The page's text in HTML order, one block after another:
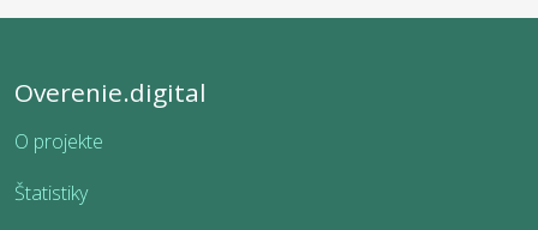
Overenie.digital
O projekte
Štatistiky